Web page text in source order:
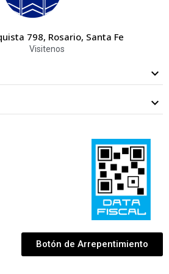
798, Rosario, Santa Fe
Visitenos


Botón de Arrepentimiento